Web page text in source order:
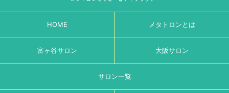
HOME メタトロンとは
富ヶ谷サロン 大阪サロン
サロン一覧